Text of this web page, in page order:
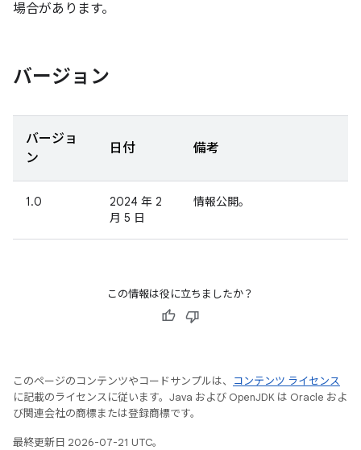
場合があります。
バージョン
バージョ
ン
日付 備考
1.0
2024 年 2
月 5 日
情報公開。
この情報は役に立ちましたか？
このページのコンテンツやコードサンプルは、
コンテンツ ライセンス
に記載のライセンスに従います。Java および OpenJDK は Oracle およ
び関連会社の商標または登録商標です。
最終更新日 2026-07-21 UTC。